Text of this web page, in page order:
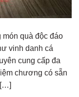
món quà độc đáo
vinh danh cá
cung cấp đa
chương có sẵn